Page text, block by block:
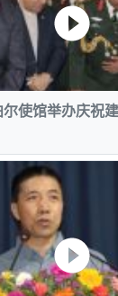
使馆举办庆祝